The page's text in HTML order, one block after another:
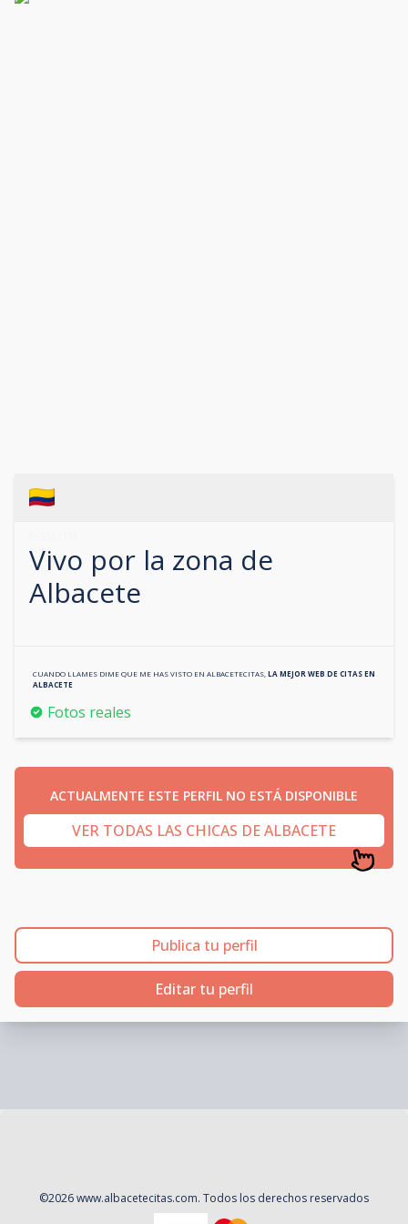
Vivo por la zona de
Albacete
CUANDO LLAMES DIME QUE ME HAS VISTO EN ALBACETECITAS LA MEJOR WEB DE CITAS EN
ALBACETE
Fotos reales
ACTUALMENTE ESTE PERFIL NO ESTÁ DISPONIBLE
VER TODAS LAS CHICAS DE ALBACETE
Publica tu perfil
Editar tu perfil
©2026www.albacetecitas.com. Todos los derechos reservados